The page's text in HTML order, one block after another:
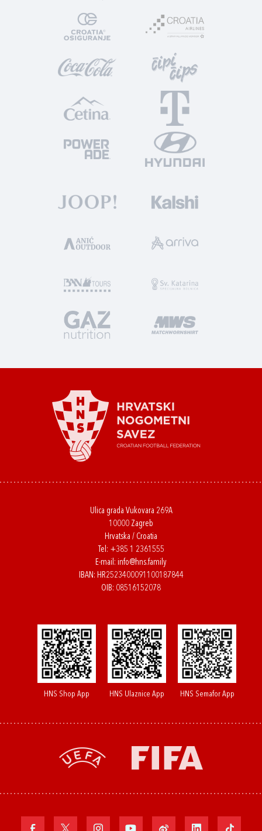
Ulica grada Vukovara 269A
10000 Zagreb
Hrvatska / Croatia
Tel: +385 1 2361555
E-mail: info@hns.family
IBAN: HR2523400091100187844
OIB: 08516152078
HNS Shop App HNS Ulaznice App HNS Semafor App